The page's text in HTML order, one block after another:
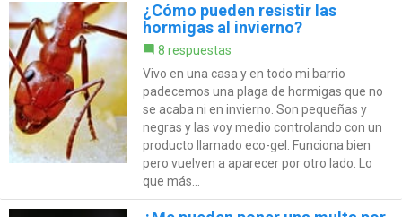
¿Cómo pueden resistir las
hormigas al invierno?
8 respuestas
Vivo en una casa y en todo mi barrio
padecemos una plaga de hormigas que no
se acaba ni en invierno. Son pequeñas y
negras y las voy medio controlando con un
producto llamado eco-gel. Funciona bien
pero vuelven a aparecer por otro lado. Lo
que más...